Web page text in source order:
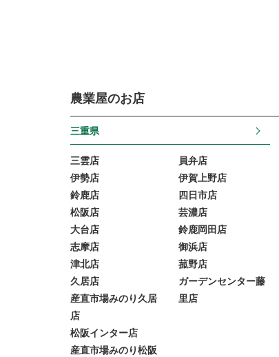
農業屋のお店
三重県
三雲店
伊勢店
鈴鹿店
松阪店
大台店
志摩店
津北店
久居店
産直市場みのり久居
店
松阪インター店
産直市場みのり松阪
員弁店
伊賀上野店
四日市店
芸濃店
鈴鹿岡田店
御浜店
菰野店
ガーデンセンター藤
里店